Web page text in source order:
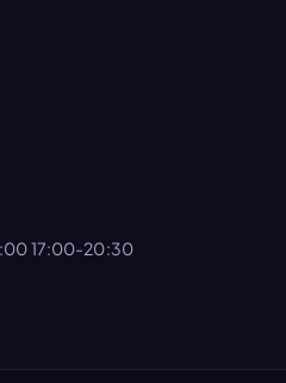
17:00-20:30